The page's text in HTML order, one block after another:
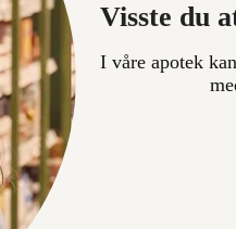
Visste du
I våre apotek